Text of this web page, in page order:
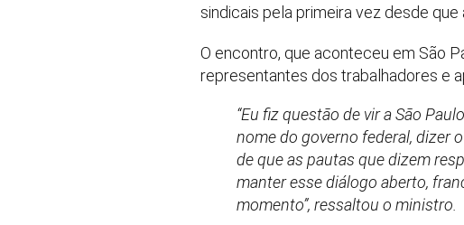
sindicais pela primeira vez desde que
O encontro, que aconteceu em São
representantes dos trabalhadores e
“Eu fiz questão de vir a São
nome do governo federal, dizer
de que as pautas que dizem
manter esse diálogo aberto,
momento”, ressaltou o ministro.